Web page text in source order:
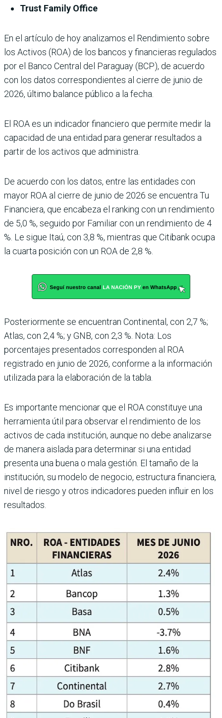
Trust Family Office
En el artículo de hoy analizamos el Rendimiento sobre
los Activos (ROA) de los bancos y financieras regulados
por el Banco Central del Paraguay (BCP), de acuerdo
con los datos correspondientes al cierre de junio de
2026, último balance público a la fecha.
El ROA es un indicador financiero que permite medir la
capacidad de una entidad para generar resultados a
partir de los activos que administra.
De acuerdo con los datos, entre las entidades con
mayor ROA al cierre de junio de 2026 se encuentra Tu
Financiera, que encabeza el ranking con un rendimiento
de 5,0 %, seguido por Familiar con un rendimiento de 4
%. Le sigue Itaú, con 3,8 %, mientras que Citibank ocupa
la cuarta posición con un ROA de 2,8 %.
Posteriormente se encuentran Continental, con 2,7 %;
Atlas, con 2,4 %; y GNB, con 2,3 %. Nota: Los
porcentajes presentados corresponden al ROA
registrado en junio de 2026, conforme a la información
utilizada para la elaboración de la tabla.
Es importante mencionar que el ROA constituye una
herramienta útil para observar el rendimiento de los
activos de cada institución, aunque no debe analizarse
de manera aislada para determinar si una entidad
presenta una buena o mala gestión. El tamaño de la
institución, su modelo de negocio, estructura financiera,
nivel de riesgo y otros indicadores pueden influir en los
resultados.